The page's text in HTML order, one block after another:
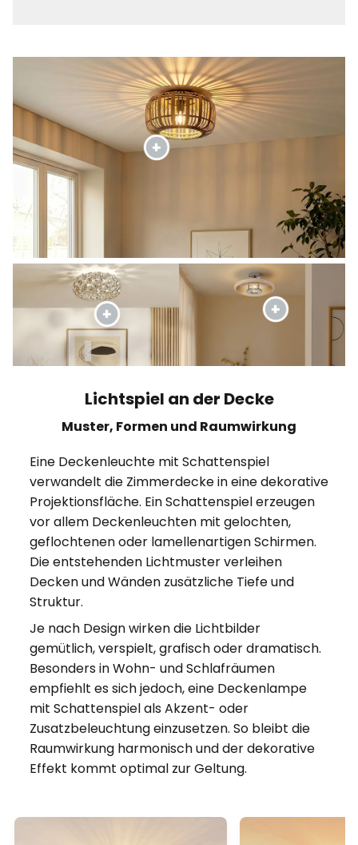
Lichtspiel an der Decke
Muster, Formen und Raumwirkung
Eine Deckenleuchte mit Schattenspiel
verwandelt die Zimmerdecke in eine dekorative
Projektionsfläche. Ein Schattenspiel erzeugen
vor allem Deckenleuchten mit gelochten,
geflochtenen oder lamellenartigen Schirmen.
Die entstehenden Lichtmuster verleihen
Decken und Wänden zusätzliche Tiefe und
Struktur.
Je nach Design wirken die Lichtbilder
gemütlich, verspielt, grafisch oder dramatisch.
Besonders in Wohn- und Schlafräumen
empfiehlt es sich jedoch, eine Deckenlampe
mit Schattenspiel als Akzent- oder
Zusatzbeleuchtung einzusetzen. So bleibt die
Raumwirkung harmonisch und der dekorative
Effekt kommt optimal zur Geltung.